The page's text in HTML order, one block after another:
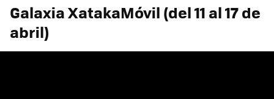
Galaxia XatakaMóvil (del 11 al 17 de
abril)